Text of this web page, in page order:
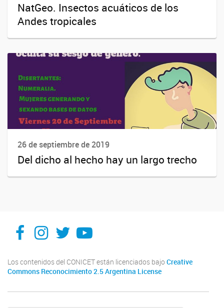
NatGeo. Insectos acuáticos de los
Andes tropicales
26 de septiembre de 2019
Del dicho al hecho hay un largo trecho
Facebook
Instagram
X You Tube
Los contenidos del CONICET están licenciados bajo Creative
Commons Reconocimiento 2.5 Argentina License